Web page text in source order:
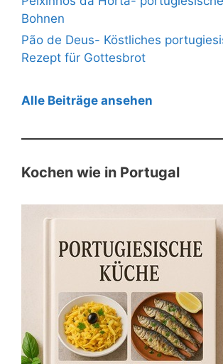
Bohnen
Pão de Deus- Köstliches
Rezept für Gottesbrot
Alle Beiträge ansehen
Kochen wie in Portugal